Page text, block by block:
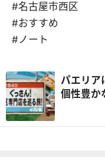
#名古屋市西区
#おすすめ
#ノート
パエリア
個性豊か